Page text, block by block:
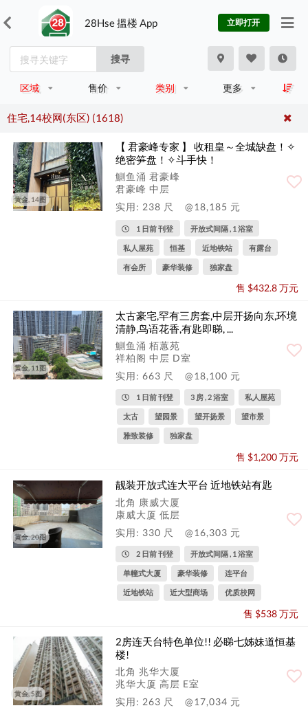
28Hse 搵楼 App 立即打开
搜寻
区域 售价 类别 更多
住宅,14校网(东区) (1618)
黄金, 14图
【 君豪峰专家 】 收租皇～全城缺盘！✧
绝密笋盘！✧斗手快！
鰂鱼涌 君豪峰
君豪峰 中层
实用: 238 尺
@18,185 元
1 日前 刊登 开放式间隔 , 1 浴室
私人屋苑 恒基 近地铁站 有露台
有会所 豪华装修 独家盘
售 $432.8 万元
黄金, 11图
太古豪宅,罕有三房套,中层开扬向东,环境
清静,鸟语花香,有匙即睇, ...
鰂鱼涌 栢蕙苑
祥柏阁 中层 D室
实用: 663 尺
@18,100 元
1 日前 刊登 3 房 , 2 浴室 私人屋苑
太古 望园景 望开扬景 望市景
雅致装修 独家盘
售 $1,200 万元
黄金, 20图
靓装开放式连大平台 近地铁站有匙
北角 康威大厦
康威大厦 低层
实用: 330 尺
@16,303 元
2 日前 刊登 开放式间隔 , 1 浴室
单幢式大厦 豪华装修 连平台
近地铁站 近大型商场 优质校网
售 $538 万元
黄金, 5图
2房连天台特色单位!! 必睇七姊妹道恒基
楼!
北角 兆华大厦
兆华大厦 高层 E室
实用: 263 尺
@17,034 元